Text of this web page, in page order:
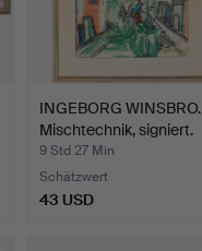
INGEBORG WINSBRO.
Mischtechnik, signiert.
9 Std 27 Min
Schätzwert
43 USD